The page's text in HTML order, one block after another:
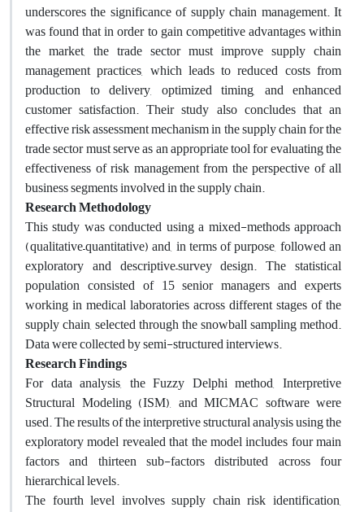
underscores the significance of supply chain management. It
was found that in order to gain competitive advantages within
the market, the trade sector must improve supply chain
management practices, which leads to reduced costs from
production to delivery, optimized timing, and enhanced
customer satisfaction. Their study also concludes that an
effective risk assessment mechanism in the supply chain for the
trade sector must serve as an appropriate tool for evaluating the
effectiveness of risk management from the perspective of all
business segments involved in the supply chain.
Research Methodology
This study was conducted using a mixed-methods approach
(qualitative–quantitative) and, in terms of purpose, followed an
exploratory and descriptive–survey design. The statistical
population consisted of 15 senior managers and experts
working in medical laboratories across different stages of the
supply chain, selected through the snowball sampling method.
Data were collected by semi-structured interviews.
Research Findings
For data analysis, the Fuzzy Delphi method, Interpretive
Structural Modeling (ISM), and MICMAC software were
used. The results of the interpretive structural analysis using the
exploratory model revealed that the model includes four main
factors and thirteen sub-factors distributed across four
hierarchical levels.
The fourth level involves supply chain risk identification,